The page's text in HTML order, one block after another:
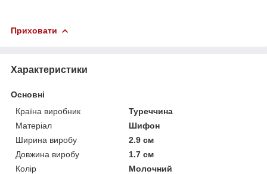
Приховати
Характеристики
Основні
Країна виробник
Туреччина
Матеріал
Шифон
Ширина виробу
2.9 см
Довжина виробу
1.7 см
Колір
Молочний